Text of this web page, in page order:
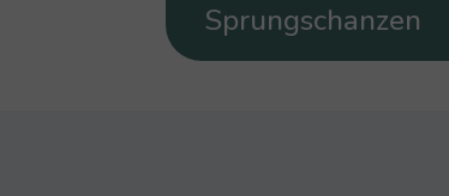
Sprungschanzen